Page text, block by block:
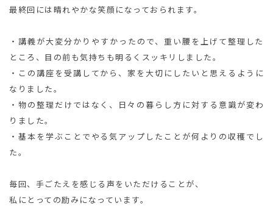
最終回には晴れやかな笑顔になっておられます。
・講義が大変分かりやすかったので、重い腰を上げて整理した
ところ、目の前も気持ちも明るくスッキリしました。
・この講座を受講してから、家を大切にしたいと思えるように
なりました。
・物の整理だけではなく、日々の暮らし方に対する意識が変わ
りました。
・基本を学ぶことでやる気アップしたことが何よりの収穫でし
た。
毎回、手ごたえを感じる声をいただけることが、
私にとっての励みになっています。